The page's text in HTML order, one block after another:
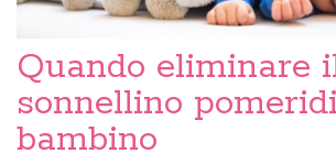
Quando eliminare
sonnellino
bambino